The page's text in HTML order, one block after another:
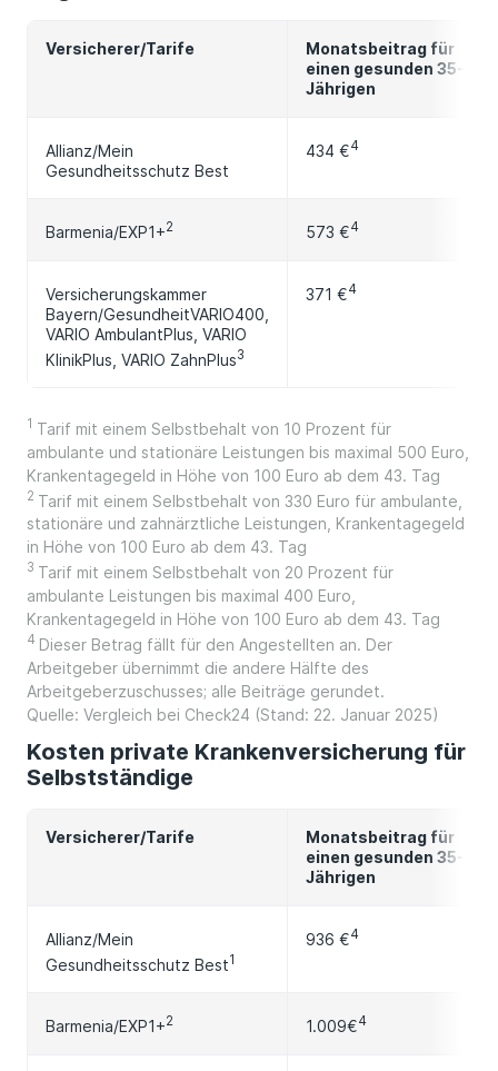
Versicherer/Tarife
Monatsbeitrag für
einen gesunden 35-
Jährigen
Allianz/Mein
Gesundheitsschutz Best
434 €4
Barmenia/EXP1+2 573 €4
Versicherungskammer
Bayern/GesundheitVARIO400,
VARIO AmbulantPlus, VARIO
KlinikPlus, VARIO ZahnPlus3
371 €4
1 Tarif mit einem Selbstbehalt von 10 Prozent für
ambulante und stationäre Leistungen bis maximal 500 Euro,
Krankentagegeld in Höhe von 100 Euro ab dem 43. Tag
2 Tarif mit einem Selbstbehalt von 330 Euro für ambulante,
stationäre und zahnärztliche Leistungen, Krankentagegeld
in Höhe von 100 Euro ab dem 43. Tag
3 Tarif mit einem Selbstbehalt von 20 Prozent für
ambulante Leistungen bis maximal 400 Euro,
Krankentagegeld in Höhe von 100 Euro ab dem 43. Tag
4 Dieser Betrag fällt für den Angestellten an. Der
Arbeitgeber übernimmt die andere Hälfte des
Arbeitgeberzuschusses; alle Beiträge gerundet.
Quelle: Vergleich bei Check24 (Stand: 22. Januar 2025)
Kosten private Krankenversicherung für
Selbstständige
Versicherer/Tarife
Monatsbeitrag für
einen gesunden 35-
Jährigen
Allianz/Mein
Gesundheitsschutz Best1
936 €4
Barmenia/EXP1+2 1.009€4